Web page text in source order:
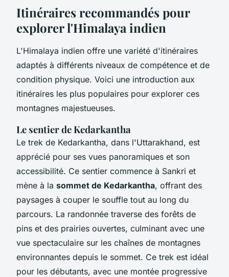
Itinéraires recommandés pour
explorer l'Himalaya indien
L'Himalaya indien offre une variété d'itinéraires
adaptés à différents niveaux de compétence et de
condition physique. Voici une introduction aux
itinéraires les plus populaires pour explorer ces
montagnes majestueuses.
Le sentier de Kedarkantha
Le trek de Kedarkantha, dans l'Uttarakhand, est
apprécié pour ses vues panoramiques et son
accessibilité. Ce sentier commence à Sankri et
mène à la sommet de Kedarkantha, offrant des
paysages à couper le souffle tout au long du
parcours. La randonnée traverse des forêts de
pins et des prairies ouvertes, culminant avec une
vue spectaculaire sur les chaînes de montagnes
environnantes depuis le sommet. Ce trek est idéal
pour les débutants, avec une montée progressive